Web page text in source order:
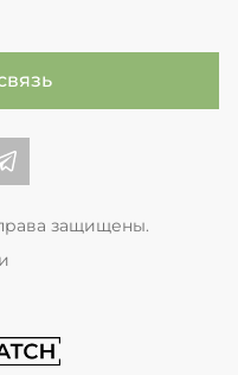
во Вконтакте
обоев в Телеграме
защищены.
студии Match